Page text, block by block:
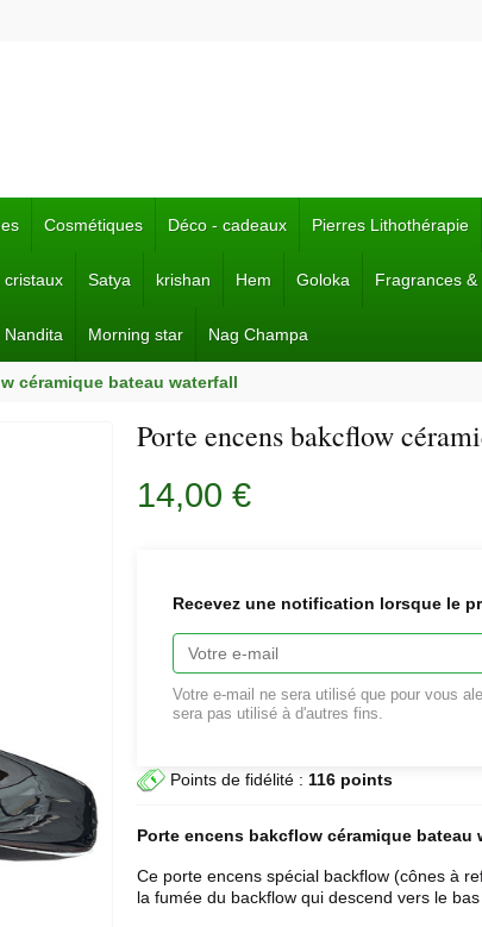
Cosmétiques Déco - cadeaux Pierres Lithothérapie
cristaux Satya krishan Hem Goloka Fragrances &
Nandita Morning star Nag Champa
céramique bateau waterfall
Porte encens bakcflow
14,00 €
Recevez une notification lorsque le
Votre e-mail ne sera utilisé que pour vous
sera pas utilisé à d'autres fins.
Points de fidélité : 116 points
Porte encens bakcflow céramique bateau
Ce porte encens spécial backflow (cônes à
la fumée du backflow qui descend vers le